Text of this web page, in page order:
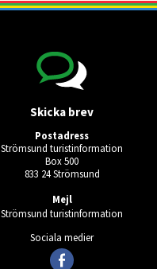
Skicka brev
Postadress
Strömsund turistinformation
Box 500
833 24 Strömsund
Mejl
Strömsund turistinformation
Sociala medier